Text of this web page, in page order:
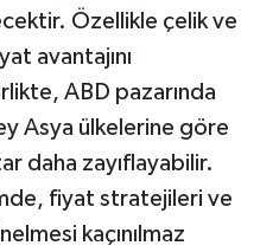
Özellikle çelik ve
avantajını
ABD pazarında
Asya ülkelerine göre
daha zayıflayabilir.
fiyat stratejileri ve
kaçınılmaz